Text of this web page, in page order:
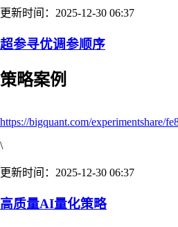
更新时间：2025-12-30 06:37
超参寻优调参顺序
策略案例
https://bigquant.com/experimentshare/
\
更新时间：2025-12-30 06:37
高质量AI量化策略